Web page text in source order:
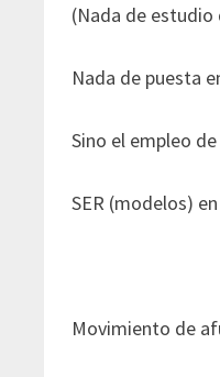
(Nada de estudio
Nada de puesta
Sino el empleo
SER (modelos)
Movimiento de